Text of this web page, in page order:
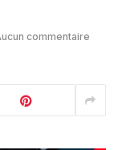
commentaire